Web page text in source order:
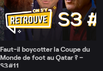
Faut-il boycotter la Coupe du
Monde de foot au Qatar ? –
S3#11